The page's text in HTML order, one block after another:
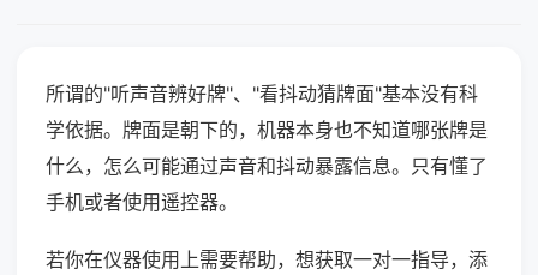
所谓的"听声音辨好牌"、"看抖动猜牌面"基本没有科
学依据。牌面是朝下的，机器本身也不知道哪张牌是
什么，怎么可能通过声音和抖动暴露信息。只有懂了
手机或者使用遥控器。
若你在仪器使用上需要帮助，想获取一对一指导，添